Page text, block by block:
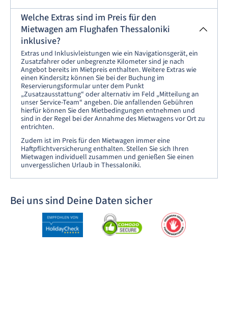
Welche Extras sind im Preis für den
Mietwagen am Flughafen Thessaloniki
inklusive?
Extras und Inklusivleistungen wie ein Navigationsgerät, ein
Zusatzfahrer oder unbegrenzte Kilometer sind je nach
Angebot bereits im Mietpreis enthalten. Weitere Extras wie
einen Kindersitz können Sie bei der Buchung im
Reservierungsformular unter dem Punkt
„Zusatzausstattung“ oder alternativ im Feld „Mitteilung an
unser Service-Team“ angeben. Die anfallenden Gebühren
hierfür können Sie den Mietbedingungen entnehmen und
sind in der Regel bei der Annahme des Mietwagens vor Ort zu
entrichten.
Zudem ist im Preis für den Mietwagen immer eine
Haftpflichtversicherung enthalten. Stellen Sie sich Ihren
Mietwagen individuell zusammen und genießen Sie einen
unvergesslichen Urlaub in Thessaloniki.
Bei uns sind Deine Daten sicher